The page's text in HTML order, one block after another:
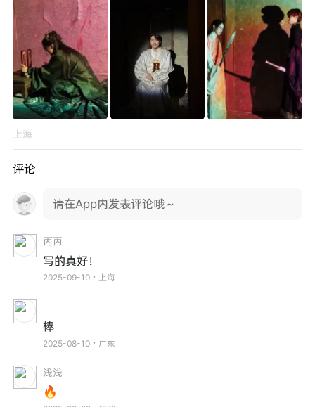
上海
评论
请在App内发表评论哦～
丙丙
写的真好！
2025-09-10・上海
棒
2025-08-10・广东
浅浅
🔥